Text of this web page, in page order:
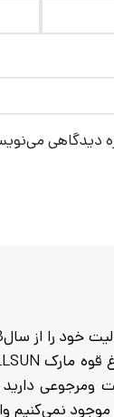
دیدگاهی
از ما خرید میکنید تا
به هیچ عنوان